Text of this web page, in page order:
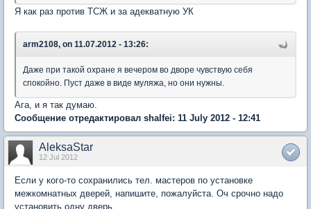
Я как раз против ТСЖ и за адекватную УК
arm2108, on 11.07.2012 - 13:26:
Даже при такой охране я вечером во дворе чувствую себя
спокойно. Пуст даже в виде муляжа, но они нужны.
Ага, и я так думаю.
Сообщение отредактировал shalfei: 11 July 2012 - 12:41
AleksaStar
12 Jul 2012
Если у кого-то сохранились тел. мастеров по установке
межкомнатных дверей, напишите, пожалуйста. Оч срочно надо
установить одну дверь.